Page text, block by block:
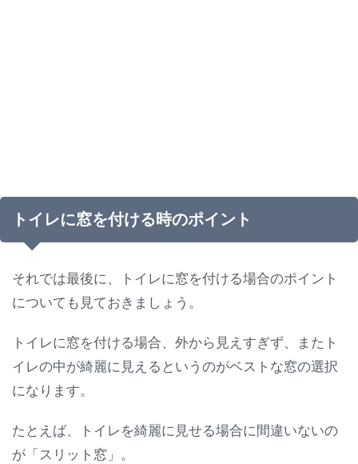
トイレに窓を付ける時のポイント
それでは最後に、トイレに窓を付ける場合のポイント
についても見ておきましょう。
トイレに窓を付ける場合、外から見えすぎず、またト
イレの中が綺麗に見えるというのがベストな窓の選択
になります。
たとえば、トイレを綺麗に見せる場合に間違いないの
が「スリット窓」。